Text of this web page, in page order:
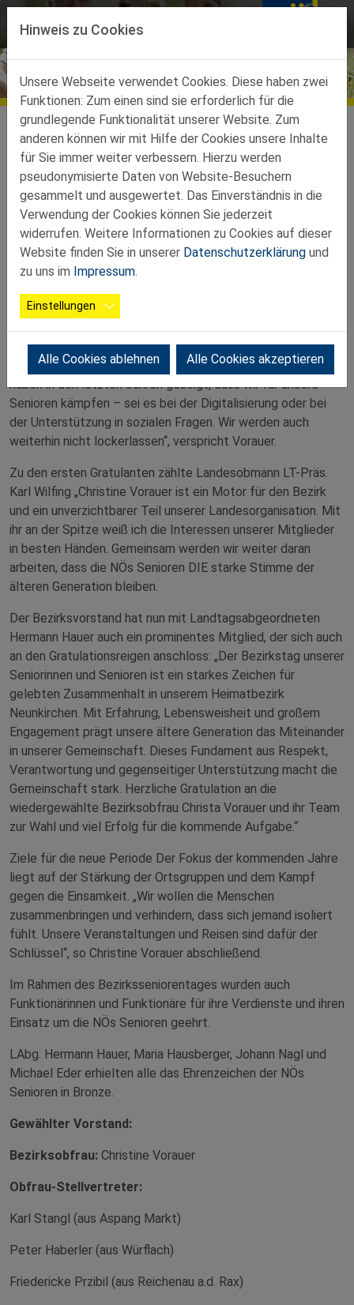
Direkt zur Hauptnavigation springen
Direkt zum Inhalt springen
MENÜ
Aktuelles
Starke Stimme für den Bezirk
Neunkirchen
24.02.2026
Christine Vorauer als Bezirksobfrau der NÖs Senioren
bestätigt
Die Delegierten des Bezirkstages der NÖs Senioren
Neunkirchen haben Christine Vorauer als
Bezirksobmann/Bezirksobfrau wiedergewählt. „Dieses
Ergebnis freut mich riesig und bestätigt unseren Weg. Wir
haben in den letzten Jahren gezeigt, dass wir für unsere
Senioren kämpfen – sei es bei der Digitalisierung oder bei
der Unterstützung in sozialen Fragen. Wir werden auch
weiterhin nicht lockerlassen“, verspricht Vorauer.
Zu den ersten Gratulanten zählte Landesobmann LT-Präs.
Karl Wilfing „Christine Vorauer ist ein Motor für den Bezirk
und ein unverzichtbarer Teil unserer Landesorganisation. Mit
ihr an der Spitze weiß ich die Interessen unserer Mitglieder
in besten Händen. Gemeinsam werden wir weiter daran
arbeiten, dass die NÖs Senioren DIE starke Stimme der
älteren Generation bleiben.
Der Bezirksvorstand hat nun mit Landtagsabgeordneten
Hermann Hauer auch ein prominentes Mitglied, der sich auch
an den Gratulationsreigen anschloss: „Der Bezirkstag unserer
Seniorinnen und Senioren ist ein starkes Zeichen für
gelebten Zusammenhalt in unserem Heimatbezirk
Neunkirchen. Mit Erfahrung, Lebensweisheit und großem
Engagement prägt unsere ältere Generation das Miteinander
in unserer Gemeinschaft. Dieses Fundament aus Respekt,
Verantwortung und gegenseitiger Unterstützung macht die
Gemeinschaft stark. Herzliche Gratulation an die
wiedergewählte Bezirksobfrau Christa Vorauer und ihr Team
zur Wahl und viel Erfolg für die kommende Aufgabe.“
Ziele für die neue Periode Der Fokus der kommenden Jahre
liegt auf der Stärkung der Ortsgruppen und dem Kampf
gegen die Einsamkeit. „Wir wollen die Menschen
zusammenbringen und verhindern, dass sich jemand isoliert
fühlt. Unsere Veranstaltungen und Reisen sind dafür der
Schlüssel“, so Christine Vorauer abschließend.
Im Rahmen des Bezirksseniorentages wurden auch
Funktionärinnen und Funktionäre für ihre Verdienste und ihren
Einsatz um die NÖs Senioren geehrt.
LAbg. Hermann Hauer, Maria Hausberger, Johann Nagl und
Michael Eder erhielten alle das Ehrenzeichen der NÖs
Senioren in Bronze.
Gewählter Vorstand:
Bezirksobfrau: Christine Vorauer
Obfrau-Stellvertreter:
Karl Stangl (aus Aspang Markt)
Peter Haberler (aus Würflach)
Friedericke Przibil (aus Reichenau a.d. Rax)
Hinweis zu Cookies
Unsere Webseite verwendet Cookies. Diese haben zwei
Funktionen: Zum einen sind sie erforderlich für die
grundlegende Funktionalität unserer Website. Zum
anderen können wir mit Hilfe der Cookies unsere Inhalte
für Sie immer weiter verbessern. Hierzu werden
pseudonymisierte Daten von Website-Besuchern
gesammelt und ausgewertet. Das Einverständnis in die
Verwendung der Cookies können Sie jederzeit
widerrufen. Weitere Informationen zu Cookies auf dieser
Website finden Sie in unserer Datenschutzerklärung und
zu uns im Impressum.
Einstellungen
Alle Cookies ablehnen Alle Cookies akzeptieren